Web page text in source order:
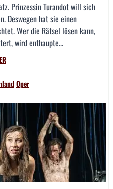
Prinzessin Turandot will sich
Deswegen hat sie einen
Wer die Rätsel lösen kann,
wird enthaupte...
Oper